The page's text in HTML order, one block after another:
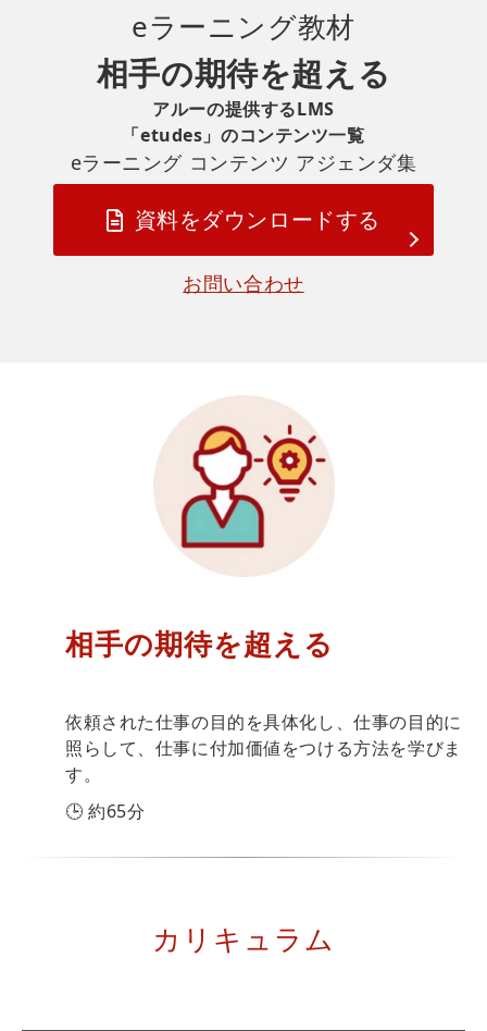
eラーニング教材
相手の期待を超える
アルーの提供するLMS
「etudes」のコンテンツ一覧
eラーニング コンテンツ アジェンダ集
資料をダウンロードする
お問い合わせ
相手の期待を超える
依頼された仕事の目的を具体化し、仕事の目的に
照らして、仕事に付加価値をつける方法を学びま
す。
🕒 約65分
カリキュラム